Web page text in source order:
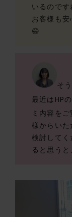
いるのです
お客様も
😄
そ
最近はHPの
ミ内容を
様からい
検討して
ると思う